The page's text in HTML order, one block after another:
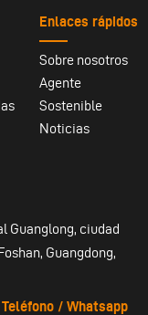
Enlaces rápidos
Sobre nosotros
Agente
Sostenible
Noticias
Guanglong, ciudad
Guangdong,
Teléfono / Whatsapp